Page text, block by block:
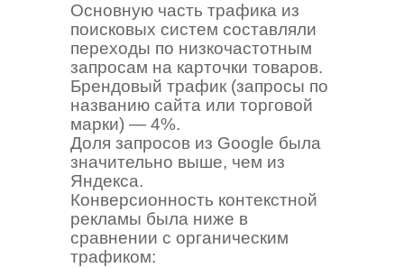
Основную часть трафика из
поисковых систем составляли
переходы по низкочастотным
запросам на карточки товаров.
Брендовый трафик (запросы по
названию сайта или торговой
марки) — 4%.
Доля запросов из Google была
значительно выше, чем из
Яндекса.
Конверсионность контекстной
рекламы была ниже в
сравнении с органическим
трафиком: